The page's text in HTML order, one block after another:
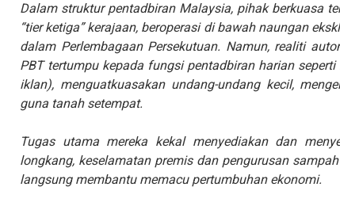
Dalam struktur pentadbiran Malaysia, pihak berkuasa
“tier ketiga” kerajaan, beroperasi di bawah naungan
dalam Perlembagaan Persekutuan. Namun, realiti
PBT tertumpu kepada fungsi pentadbiran harian
iklan), menguatkuasakan undang-undang kecil,
guna tanah setempat.
Tugas utama mereka kekal menyediakan dan
longkang, keselamatan premis dan pengurusan
langsung membantu memacu pertumbuhan ekonomi.